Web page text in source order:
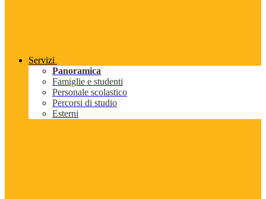
Servizi
Panoramica
Famiglie e studenti
Personale scolastico
Percorsi di studio
Esterni